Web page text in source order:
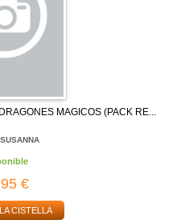
MAGICOS (PACK RE...
€
CISTELLA